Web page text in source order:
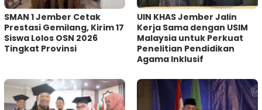
SMAN 1 Jember Cetak
Prestasi Gemilang, Kirim 17
Siswa Lolos OSN 2026
Tingkat Provinsi
UIN KHAS Jember Jalin
Kerja Sama dengan USIM
Malaysia untuk Perkuat
Penelitian Pendidikan
Agama Inklusif